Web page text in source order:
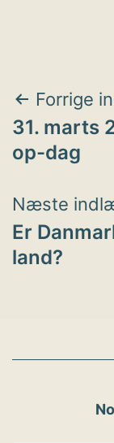
Forrige
31. marts
op-dag
Næste
Er
land?